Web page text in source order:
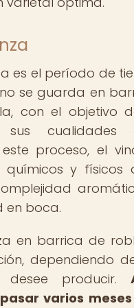
es el período de
se guarda en
con el objetivo
sus cualidades
proceso, el
químicos y físicos
en boca.
en barrica de
dependiendo
producir.
varios